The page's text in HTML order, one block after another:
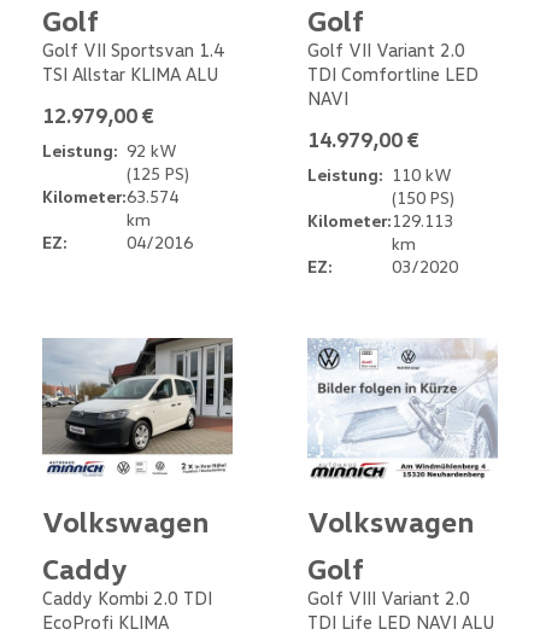
Golf
Golf VII Sportsvan 1.4
TSI Allstar KLIMA ALU
12.979,00 €
Leistung: 92 kW
(125 PS)
Kilometer:63.574
km
EZ:
04/2016
Golf
Golf VII Variant 2.0
TDI Comfortline LED
NAVI
14.979,00 €
Leistung: 110 kW
(150 PS)
Kilometer:129.113
km
EZ:
03/2020
Volkswagen
Caddy
Caddy Kombi 2.0 TDI
EcoProfi KLIMA
Volkswagen
Golf
Golf VIII Variant 2.0
TDI Life LED NAVI ALU